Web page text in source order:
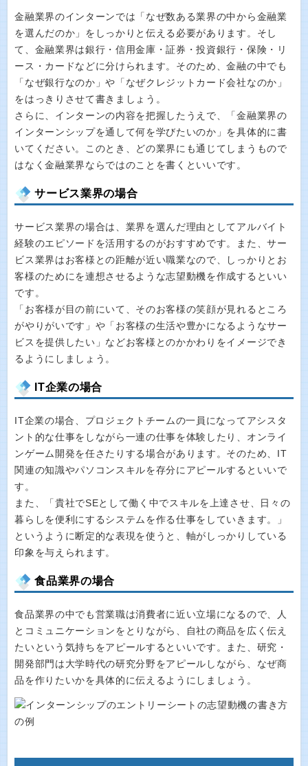
金融業界のインターンでは「なぜ数ある業界の中から金融業
を選んだのか」をしっかりと伝える必要があります。そし
て、金融業界は銀行・信用金庫・証券・投資銀行・保険・リ
ース・カードなどに分けられます。そのため、金融の中でも
「なぜ銀行なのか」や「なぜクレジットカード会社なのか」
をはっきりさせて書きましょう。
さらに、インターンの内容を把握したうえで、「金融業界の
インターンシップを通して何を学びたいのか」を具体的に書
いてください。このとき、どの業界にも通じてしまうもので
はなく金融業界ならではのことを書くといいです。
サービス業界の場合
サービス業界の場合は、業界を選んだ理由としてアルバイト
経験のエピソードを活用するのがおすすめです。また、サー
ビス業界はお客様との距離が近い職業なので、しっかりとお
客様のためにを連想させるような志望動機を作成するといい
です。
「お客様が目の前にいて、そのお客様の笑顔が見れるところ
がやりがいです」や「お客様の生活や豊かになるようなサー
ビスを提供したい」などお客様とのかかわりをイメージでき
るようにしましょう。
IT企業の場合
IT企業の場合、プロジェクトチームの一員になってアシスタ
ント的な仕事をしながら一連の仕事を体験したり、オンライ
ンゲーム開発を任さたりする場合があります。そのため、IT
関連の知識やパソコンスキルを存分にアピールするといいで
す。
また、「貴社でSEとして働く中でスキルを上達させ、日々の
暮らしを便利にするシステムを作る仕事をしていきます。」
というように断定的な表現を使うと、軸がしっかりしている
印象を与えられます。
食品業界の場合
食品業界の中でも営業職は消費者に近い立場になるので、人
とコミュニケーションをとりながら、自社の商品を広く伝え
たいという気持ちをアピールするといいです。また、研究・
開発部門は大学時代の研究分野をアピールしながら、なぜ商
品を作りたいかを具体的に伝えるようにしましょう。